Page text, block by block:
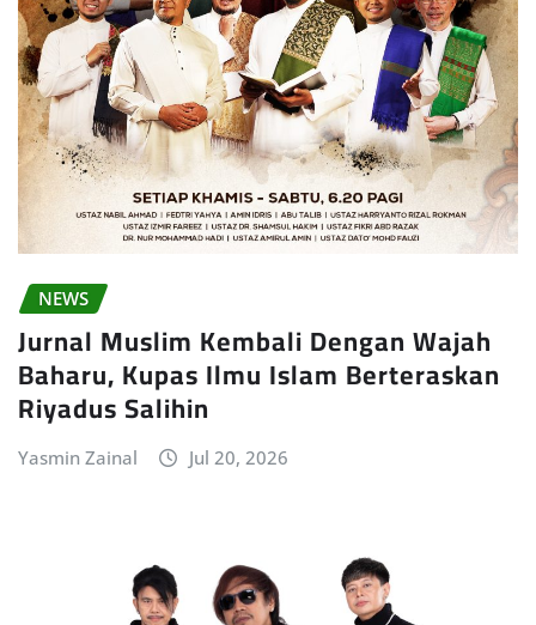
NEWS
Jurnal Muslim Kembali Dengan Wajah
Baharu, Kupas Ilmu Islam Berteraskan
Riyadus Salihin
Yasmin Zainal Jul 20, 2026